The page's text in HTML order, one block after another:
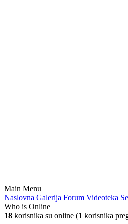
Main Menu
Naslovna Galerija Forum Videoteka
Who is Online
18 korisnika su online (1 korisnika